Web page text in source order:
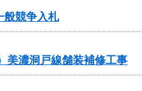
競争入札
美濃洞戸線舗装補修工事